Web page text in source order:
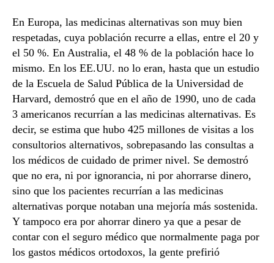
En Europa, las medicinas alternativas son muy bien
respetadas, cuya población recurre a ellas, entre el 20 y
el 50 %. En Australia, el 48 % de la población hace lo
mismo. En los EE.UU. no lo eran, hasta que un estudio
de la Escuela de Salud Pública de la Universidad de
Harvard, demostró que en el año de 1990, uno de cada
3 americanos recurrían a las medicinas alternativas. Es
decir, se estima que hubo 425 millones de visitas a los
consultorios alternativos, sobrepasando las consultas a
los médicos de cuidado de primer nivel. Se demostró
que no era, ni por ignorancia, ni por ahorrarse dinero,
sino que los pacientes recurrían a las medicinas
alternativas porque notaban una mejoría más sostenida.
Y tampoco era por ahorrar dinero ya que a pesar de
contar con el seguro médico que normalmente paga por
los gastos médicos ortodoxos, la gente prefirió